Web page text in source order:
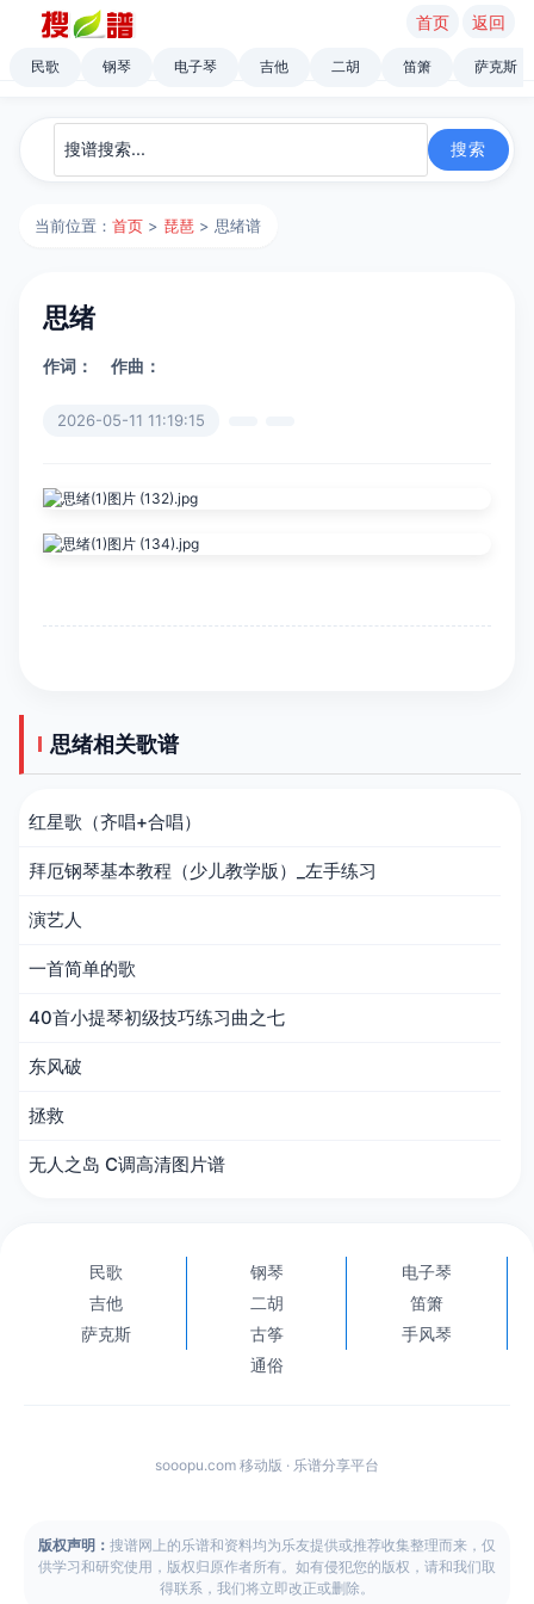
首页 返回
民歌 钢琴 电子琴 吉他 二胡 笛箫 萨克斯
当前位置：首页 > 琵琶 > 思绪谱
思绪
作词： 作曲：
2026-05-11 11:19:15
思绪相关歌谱
红星歌（齐唱+合唱）
拜厄钢琴基本教程（少儿教学版）_左手练习
演艺人
一首简单的歌
40首小提琴初级技巧练习曲之七
东风破
拯救
无人之岛 C调高清图片谱
民歌 钢琴
电子琴
吉他
二胡
笛箫
萨克斯
古筝
手风琴
通俗
sooopu.com 移动版 · 乐谱分享平台
版权声明： 搜谱网上的乐谱和资料均为乐友提供或推荐收集整理而来，仅
供学习和研究使用，版权归原作者所有。如有侵犯您的版权，请和我们取
得联系，我们将立即改正或删除。